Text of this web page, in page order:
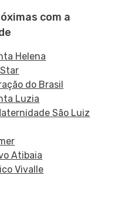
com a
Helena
do Brasil
Luzia
São Luiz
Atibaia
Vivalle